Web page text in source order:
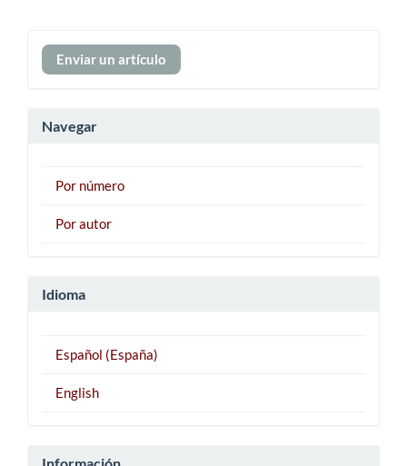
Enviar
un
Enviar un artículo
Navegar
Por número
Por autor
Idioma
Español (España)
English